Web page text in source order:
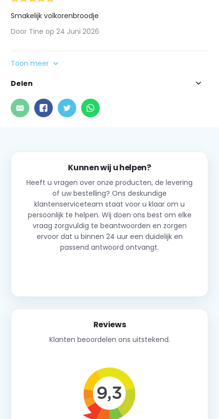
Smakelijk volkorenbroodje
Door Tine op 24 Juni 2026
Toon meer
Delen
Kunnen wij u helpen?
Heeft u vragen over onze producten, de levering
of uw bestelling? Ons deskundige
klantenserviceteam staat voor u klaar om u
persoonlijk te helpen. Wij doen ons best om elke
vraag zorgvuldig te beantwoorden en zorgen
ervoor dat u binnen 24 uur een duidelijk en
passend antwoord ontvangt.
Reviews
Klanten beoordelen ons uitstekend.